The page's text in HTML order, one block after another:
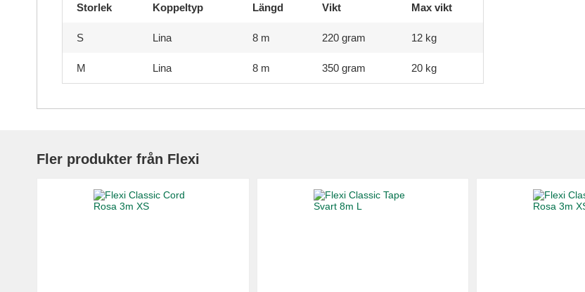
Storlek Koppeltyp Längd Vikt Max vikt
S Lina 8 m 220 gram 12 kg
M Lina 8 m 350 gram 20 kg
Fler produkter från Flexi